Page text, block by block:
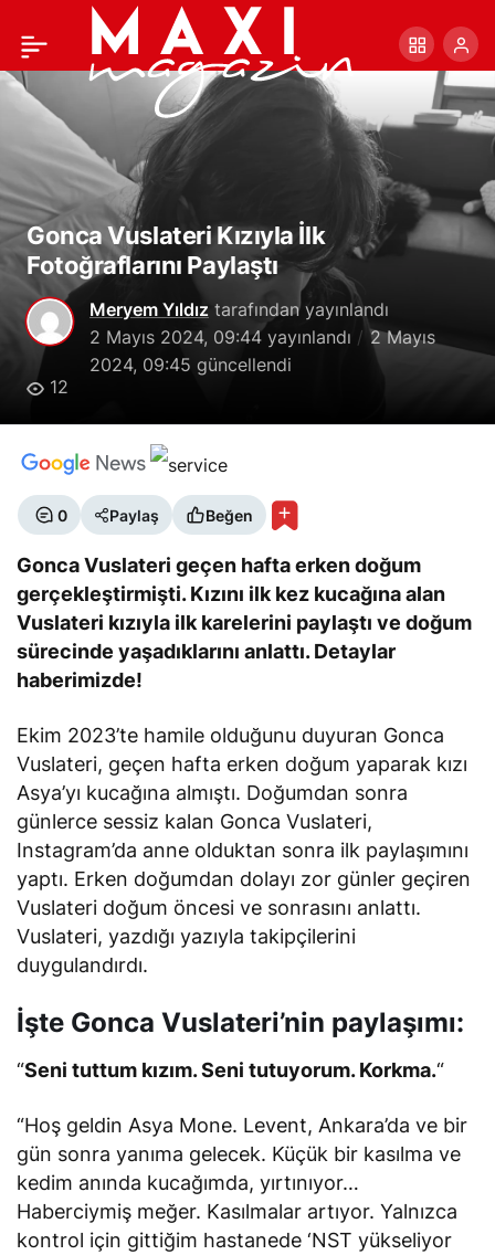
Gonca Vuslateri Kızıyla İlk
Fotoğraflarını Paylaştı
Meryem Yıldız tarafından yayınlandı
2 Mayıs 2024, 09:44 yayınlandı
2 Mayıs
2024, 09:45 güncellendi
12
0 Paylaş Beğen
Gonca Vuslateri geçen hafta erken doğum
gerçekleştirmişti. Kızını ilk kez kucağına alan
Vuslateri kızıyla ilk karelerini paylaştı ve doğum
sürecinde yaşadıklarını anlattı. Detaylar
haberimizde!
Ekim 2023’te hamile olduğunu duyuran Gonca
Vuslateri, geçen hafta erken doğum yaparak kızı
Asya’yı kucağına almıştı. Doğumdan sonra
günlerce sessiz kalan Gonca Vuslateri,
Instagram’da anne olduktan sonra ilk paylaşımını
yaptı. Erken doğumdan dolayı zor günler geçiren
Vuslateri doğum öncesi ve sonrasını anlattı.
Vuslateri, yazdığı yazıyla takipçilerini
duygulandırdı.
İşte Gonca Vuslateri’nin paylaşımı:
“Seni tuttum kızım. Seni tutuyorum. Korkma.“
“Hoş geldin Asya Mone. Levent, Ankara’da ve bir
gün sonra yanıma gelecek. Küçük bir kasılma ve
kedim anında kucağımda, yırtınıyor…
Haberciymiş meğer. Kasılmalar artıyor. Yalnızca
kontrol için gittiğim hastanede ‘NST yükseliyor
Mustafa Ceceli 13
Mayıs’ta İzmir’de
Paylaş